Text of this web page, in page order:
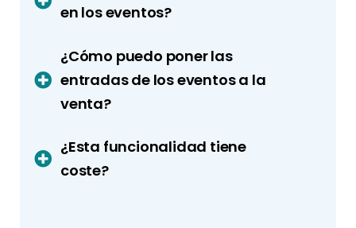
en los eventos?
¿Cómo puedo poner las
entradas de los eventos a la
venta?
¿Esta funcionalidad tiene
coste?